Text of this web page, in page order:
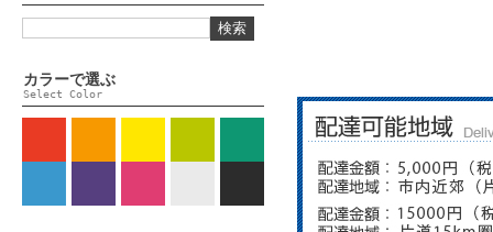
カラーで選ぶ
Select Color